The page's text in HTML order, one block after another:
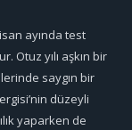
ayında test
Otuz yılı aşkın bir
saygın bir
düzeyli
yaparken de